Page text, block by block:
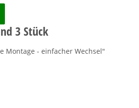
3 Stück
Montage - einfacher Wechsel"